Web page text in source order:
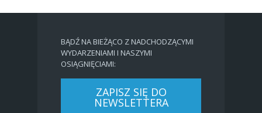
BĄDŹ NA BIEŻĄCO Z NADCHODZĄCYMI
WYDARZENIAMI I NASZYMI
OSIĄGNIĘCIAMI:
ZAPISZ SIĘ DO
NEWSLETTERA